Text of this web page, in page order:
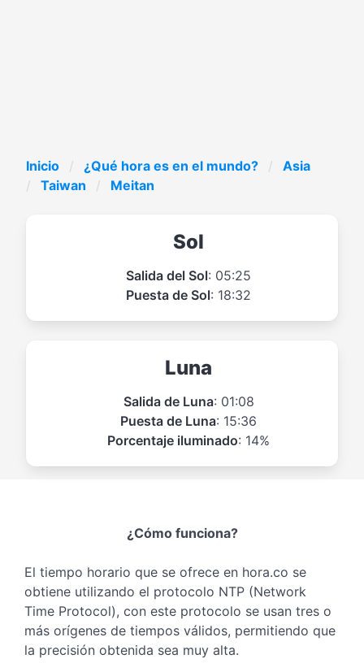
Inicio ¿Qué hora es en el mundo?
Asia
Taiwan
Meitan
Sol
Salida del Sol: 05:25
Puesta de Sol: 18:32
Luna
Salida de Luna: 01:08
Puesta de Luna: 15:36
Porcentaje iluminado: 14%
¿Cómo funciona?
El tiempo horario que se ofrece en hora.co se
obtiene utilizando el protocolo NTP (Network
Time Protocol), con este protocolo se usan tres o
más orígenes de tiempos válidos, permitiendo que
la precisión obtenida sea muy alta.